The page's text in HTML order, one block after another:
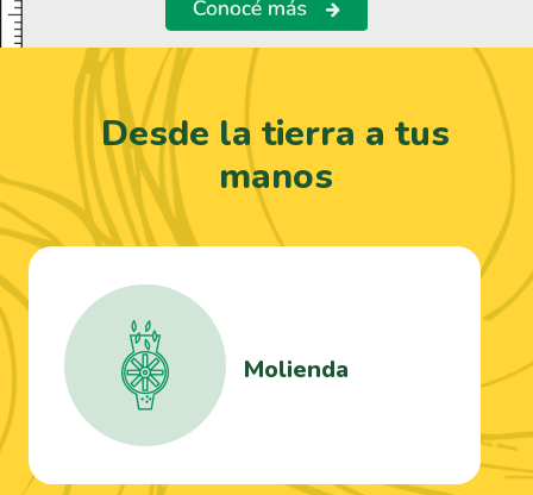
Desde la tierra a tus
manos
Molienda